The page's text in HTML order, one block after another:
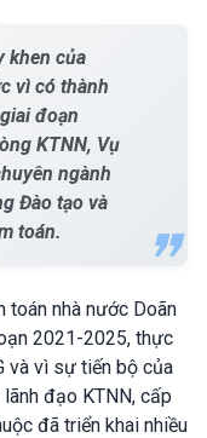
khen của
vì có thành
đoạn
KTNN, Vụ
ngành
Đào tạo và
toán.
toán nhà nước Doãn
2021-2025, thực
và vì sự tiến bộ của
đạo KTNN, cấp
đã triển khai nhiều